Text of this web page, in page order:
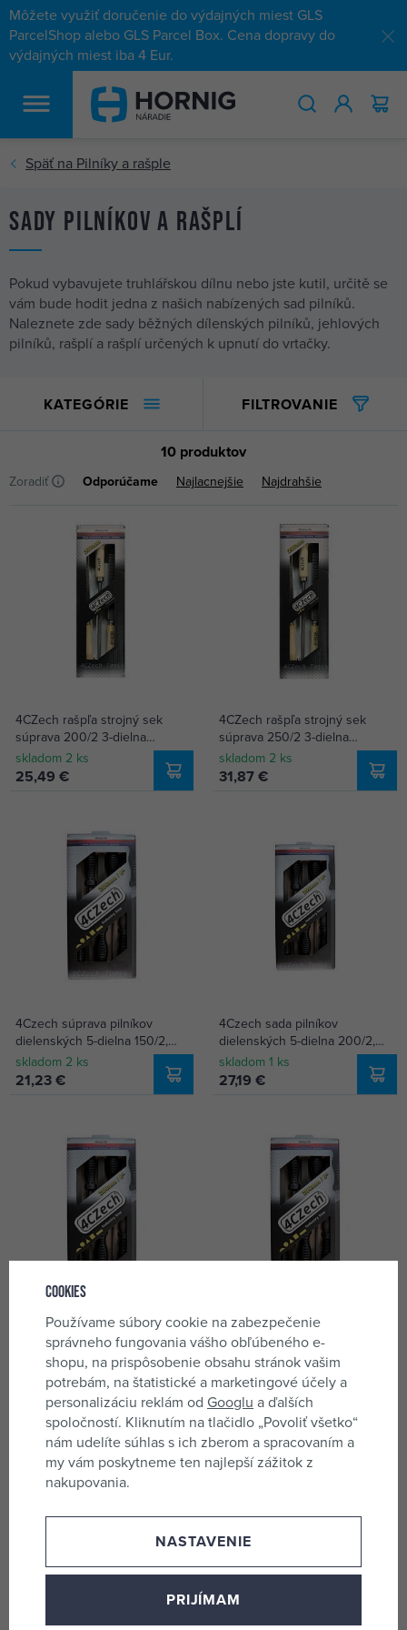
Môžete využiť doručenie do výdajných miest GLS
ParcelShop alebo GLS Parcel Box. Cena dopravy do
výdajných miest iba 4 Eur.
HĽADAŤ
Sady pilníkov a rašplí
Pokud vybavujete truhlářskou dílnu nebo jste kutil, určitě se
vám bude hodit jedna z našich nabízených sad pilníků.
Naleznete zde sady běžných dílenských pilníků, jehlových
pilníků, rašplí a rašplí určených k upnutí do vrtačky.
KATEGÓRIE FILTROVANIE
Zoradiť Odporúčame Najlacnejšie Najdrahšie
10 produktov
4CZech rašpľa strojný sek
súprava 200/2 3-dielna
(úsečová, guľatá, plochá) 4CZ-
22193-2025
skladom 2 ks
25,49 €
4CZech rašpľa strojný sek
súprava 250/2 3-dielna
(úsečová, okrúhla, plochá)
4CZ-22193-2525
skladom 2 ks
31,87 €
4Czech súprava pilníkov
dielenských 5-dielna 150/2,
4CZ-21192-1525
skladom 2 ks
21,23 €
4Czech sada pilníkov
dielenských 5-dielna 200/2,
4CZ-21192-2025
skladom 1 ks
27,19 €
4Czech súprava pilníkov
dielenských 5-dielna 250/2,
4CZ-21192-2525
skladom 1 ks
42,12 €
4Czech súprava pilníkov
dielenských 5-dielna 200/3
4CZ-21192-2035
skladom 2 ks
32,30 €
Cookies
Používame súbory cookie na zabezpečenie
správneho fungovania vášho obľúbeného e-
shopu, na prispôsobenie obsahu stránok vašim
potrebám, na štatistické a marketingové účely a
personalizáciu reklám od Googlu a ďalších
spoločností. Kliknutím na tlačidlo „Povoliť všetko“
nám udelíte súhlas s ich zberom a spracovaním a
my vám poskytneme ten najlepší zážitok z
nakupovania.
NASTAVENIE
PRIJÍMAM